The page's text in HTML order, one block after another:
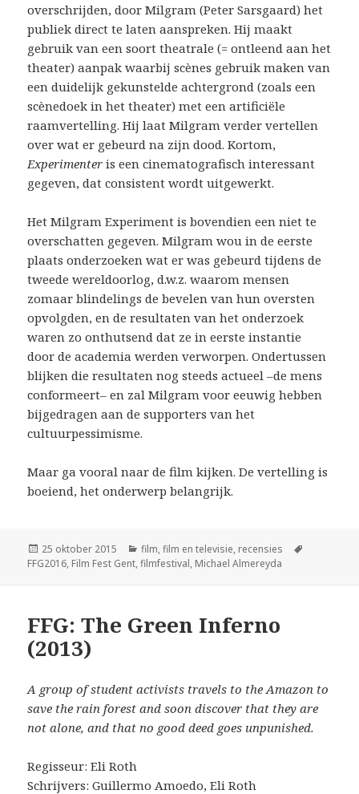
overschrijden, door Milgram (Peter Sarsgaard) het
publiek direct te laten aanspreken. Hij maakt
gebruik van een soort theatrale (= ontleend aan het
theater) aanpak waarbij scènes gebruik maken van
een duidelijk gekunstelde achtergrond (zoals een
scènedoek in het theater) met een artificiële
raamvertelling. Hij laat Milgram verder vertellen
over wat er gebeurd na zijn dood. Kortom,
Experimenter is een cinematografisch interessant
gegeven, dat consistent wordt uitgewerkt.
Het Milgram Experiment is bovendien een niet te
overschatten gegeven. Milgram wou in de eerste
plaats onderzoeken wat er was gebeurd tijdens de
tweede wereldoorlog, d.w.z. waarom mensen
zomaar blindelings de bevelen van hun oversten
opvolgden, en de resultaten van het onderzoek
waren zo onthutsend dat ze in eerste instantie
door de academia werden verworpen. Ondertussen
blijken die resultaten nog steeds actueel –de mens
conformeert– en zal Milgram voor eeuwig hebben
bijgedragen aan de supporters van het
cultuurpessimisme.
Maar ga vooral naar de film kijken. De vertelling is
boeiend, het onderwerp belangrijk.
Geplaatst
op
25 oktober 2015 Categorieën
film,film en televisie, recensies
FFG2016, Film Fest Gent,filmfestival, Michael Almereyda
FFG: The Green Inferno
(2013)
A group of student activists travels to the Amazon to
save the rain forest and soon discover that they are
not alone, and that no good deed goes unpunished.
Regisseur: Eli Roth
Schrijvers: Guillermo Amoedo, Eli Roth